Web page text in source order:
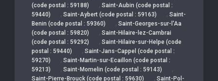
(code postal : 59188)
, Saint-Aubin (code postal :
59440)
, Saint-Aybert (code postal : 59163) , Saint-
Benin (code postal : 59360)
, Saint-Georges-sur-l'Aa
(code postal : 59820)
, Saint-Hilaire-lez-Cambrai
(code postal : 59292)
, Saint-Hilaire-sur-Helpe (code
postal : 59440)
, Saint-Jans-Cappel (code postal :
59270)
, Saint-Martin-sur-Ecaillon (code postal :
59213)
, Saint-Momelin (code postal : 59143) ,
Saint-Pierre-Brouck (code postal : 59630) , Saint-Pol-